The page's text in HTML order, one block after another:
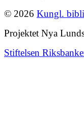
© 2026 Kungl.
Projektet Nya
Stiftelsen